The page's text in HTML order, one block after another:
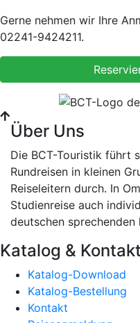
Gerne nehmen wir Ihre
02241-9424211.
Über Uns
Die BCT-Touristik führt
Rundreisen in kleinen
Reiseleitern durch. In
Studienreise auch
deutschen sprechenden
Katalog & Kontakt
Katalog-Download
Katalog-Bestellung
Kontakt